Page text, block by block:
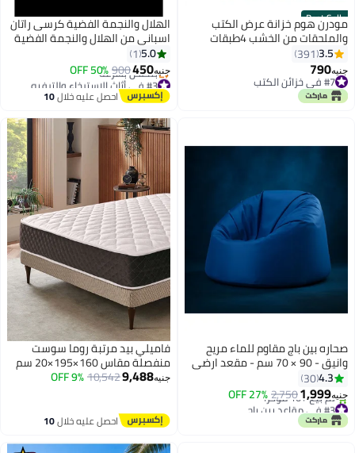
Best Seller
مودرن هوم خزانة عرض الكتب
والملحقات من الخشب 4طبقات
اسود
3.5
391
جنيه790
#7 في خزائن الكتب
#7 في خزائن الكتب
الهلال والنجمة الفضية كرسى راتان
اسبانى من الهلال والنجمة الفضية
بنى 6221999655239Brown5.0
1
جنيه450
900
50% OFF
#3 في أثاث الاسترخاء والترفيه
توصيل مجاني
بتخلّص بسرعة
#3 في أثاث الاسترخاء والترفيه
احصل عليه خلال10
صحاره بين باج مقاوم للماء مريح
وانيق - 90 × 70 سم - مقعد ارضي
مريح للمراهقين والبالغين | مثالي
للمنزل او غرفة المعيشة او الالعاب
- رائع لجمع العائلة والأصدقاء معًا
4.3
30
جنيه1,999
2,750
27% OFF
#3 في مقاعد بين باج
توصيل مجاني
تم بيع +10 مؤخرًا
فاميلي بيد مرتبة روما سوست
منفصلة مقاس 160×195×20 سم
من فاميلي بد
جنيه9,488
10,542
9% OFF
احصل عليه خلال10